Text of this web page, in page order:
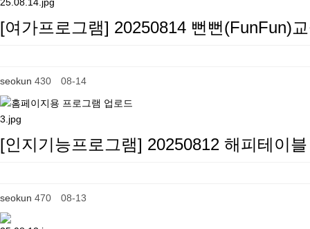
[여가프로그램] 20250814 뻔뻔(FunFun)
seokun 430 08-14
[인지기능프로그램] 20250812 해피테이블
seokun 470 08-13